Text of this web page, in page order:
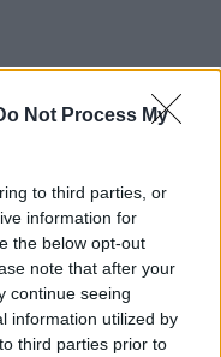
Not Process My
to third parties, or
information for
the below opt-out
note that after your
continue seeing
information utilized by
third parties prior to